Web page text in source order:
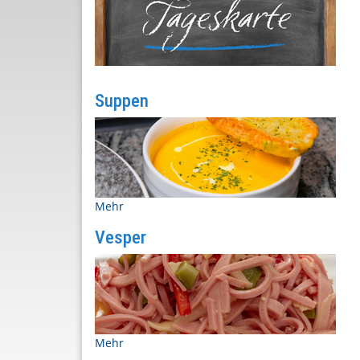
Suppen
Tomatencremesuppe - 5,50€
Mehr
Vesper
Mehr